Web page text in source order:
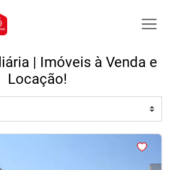
| Imóveis à Venda e
Locação!